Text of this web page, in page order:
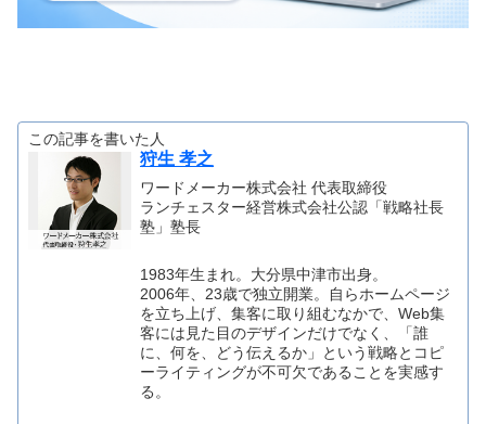
この記事を書いた人
狩生 孝之
ワードメーカー株式会社 代表取締役
ランチェスター経営株式会社公認「戦略社長
塾」塾長
1983年生まれ。大分県中津市出身。
2006年、23歳で独立開業。自らホームページ
を立ち上げ、集客に取り組むなかで、Web集
客には見た目のデザインだけでなく、「誰
に、何を、どう伝えるか」という戦略とコピ
ーライティングが不可欠であることを実感す
る。